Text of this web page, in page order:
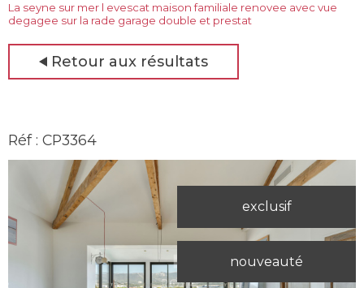
La seyne sur mer l evescat maison familiale renovee avec vue
degagee sur la rade garage double et prestat
Retour aux résultats
Réf : CP3364
exclusif
nouveauté